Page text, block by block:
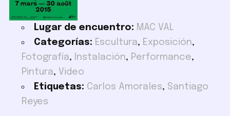
Lugar de encuentro: MAC VAL
Categorías: Escultura, Exposición,
Fotografía, Instalación, Performance,
Pintura, Video
Etiquetas: Carlos Amorales, Santiago
Reyes